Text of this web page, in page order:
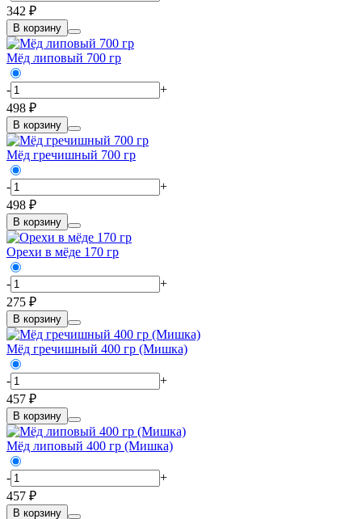
342 ₽
В корзину
Мёд липовый 700 гр
-
+
498 ₽
В корзину
Мёд гречишный 700 гр
-
+
498 ₽
В корзину
Орехи в мёде 170 гр
-
+
275 ₽
В корзину
Мёд гречишный 400 гр (Мишка)
-
+
457 ₽
В корзину
Мёд липовый 400 гр (Мишка)
-
+
457 ₽
В корзину